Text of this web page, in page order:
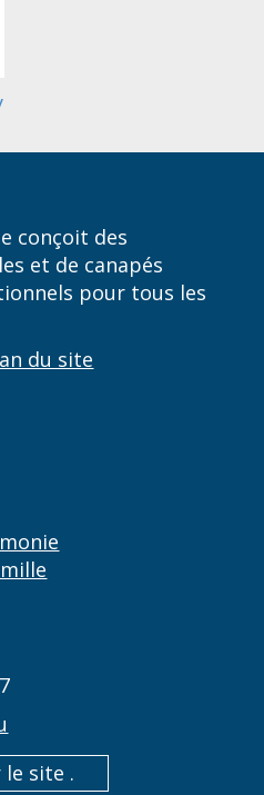
conçoit des
et de canapés
pour tous les
du site